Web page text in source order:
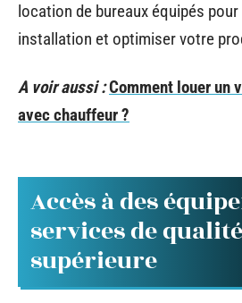
location de bureaux équipés
installation et optimiser votre
A voir aussi :Comment louer un
avec chauffeur ?
Accès à des
services de qualité
supérieure